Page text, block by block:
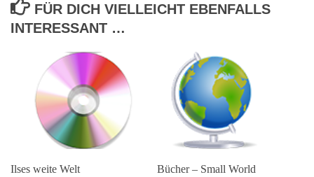
FÜR DICH VIELLEICHT EBENFALLS
INTERESSANT …
Ilses weite Welt Bücher – Small World